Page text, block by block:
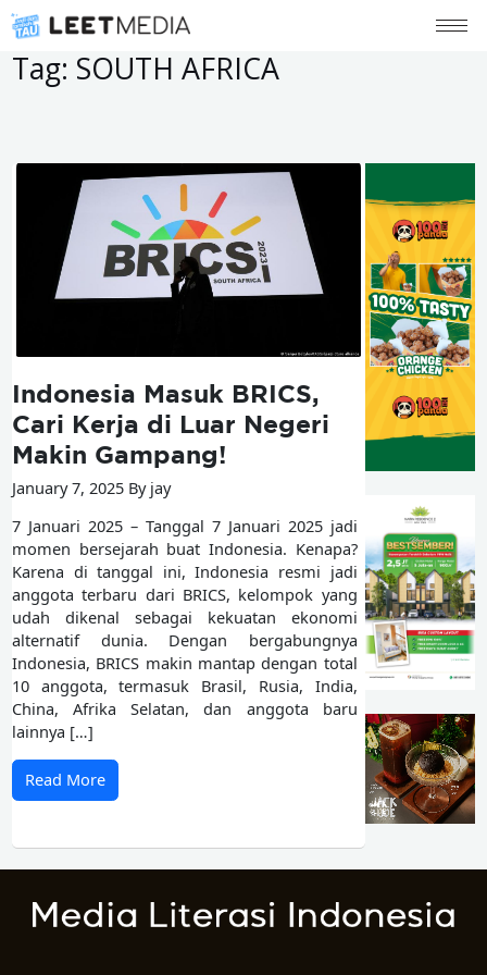
Tag: SOUTH AFRICA
Indonesia Masuk BRICS,
Cari Kerja di Luar Negeri
Makin Gampang!
January 7, 2025 By jay
7 Januari 2025 – Tanggal 7 Januari 2025 jadi
momen bersejarah buat Indonesia. Kenapa?
Karena di tanggal ini, Indonesia resmi jadi
anggota terbaru dari BRICS, kelompok yang
udah dikenal sebagai kekuatan ekonomi
alternatif dunia. Dengan bergabungnya
Indonesia, BRICS makin mantap dengan total
10 anggota, termasuk Brasil, Rusia, India,
China, Afrika Selatan, dan anggota baru
lainnya […]
Read More